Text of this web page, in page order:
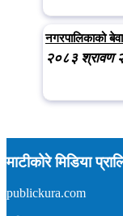
नगरपालिकाको
२०८३ श्रावण
माटीकोरे मिडिया
publickura.com